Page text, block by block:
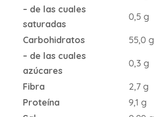
– de las cuales
saturadas
0,5 g
Carbohidratos 55,0 g
– de las cuales
azúcares
0,3 g
Fibra 2,7 g
Proteína
9,1 g